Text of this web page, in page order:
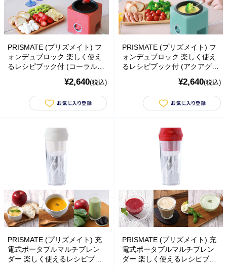
PRISMATE (プリズメイト) フ
ォンデュブロック 楽しく使え
るレシピブック付 (コーラルピ
¥2,640(税込)
PRISMATE (プリズメイト) フ
ォンデュブロック 楽しく使え
るレシピブック付 (アクアグリ
¥2,640(税込)
PRISMATE (プリズメイト) 充
電式ポータブルマルチブレン
ダー 楽しく使えるレシピブッ
PRISMATE (プリズメイト) 充
電式ポータブルマルチブレン
ダー 楽しく使えるレシピブッ
**年末年始休業日のお知らせ**
誠に勝手ではございますが、2024
年12月31日～2025年1月5日まで休業させていただきます。年内出
荷は12月30日 13:00ご注文分まで、年始は1月6日より開始いたしま
す。休業期間中にいただきましたご注文やお問い合わせ等に関しま
しては、1月6日より順次対応させていただきます。お客様にはご不
便をおかけ致しますが、何卒ご了承くださいますようお願い申し上
■**当店を騙る不審なメールにご注意ください**発信元がヤマト運輸
であるかのように装い、「Marco-Line」からの荷物が配送される旨